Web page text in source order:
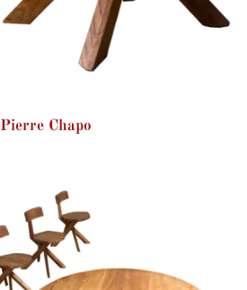
Pierre Chapo